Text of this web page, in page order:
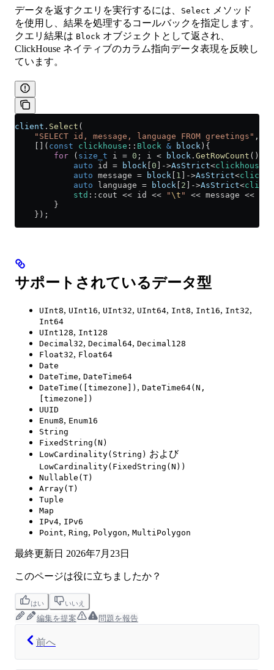
データを返すクエリを実行するには、 Select メソッド
を使用し、結果を処理するコールバックを指定します。
クエリ結果は Block オブジェクトとして返され、
ClickHouse ネイティブのカラム指向データ表現を反映し
ています。
client . Select (
    "SELECT id, message, language FROM greetings"
,
    [](
const clickhouse :: Block & block ){
        for
( size_t i = 0 ; i < block . GetRowCount ();
            auto
id = block 0 ]->AsStrict<clickhouse
            auto
message = block 1 ]->AsStrict<
            auto
language = block 2 ]->AsStrict<
            std
::cout << id << "\t " << message <<
        }
    });
サポートされているデータ型
UInt8, UInt16, UInt32, UInt64, Int8, Int16, Int32,
Int64
UInt128, Int128
Decimal32, Decimal64, Decimal128
Float32, Float64
Date
DateTime, DateTime64
DateTime([timezone]) , DateTime64(N,
[timezone])
UUID
Enum8, Enum16
String
FixedString(N)
LowCardinality(String) および
LowCardinality(FixedString(N))
Nullable(T)
Array(T)
Tuple
Map
IPv4, IPv6
Point, Ring, Polygon, MultiPolygon
最終更新日 2026年7月23日
このページは役に立ちましたか？
はい いいえ
編集を提案 問題を報告
前へ